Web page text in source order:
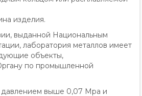
изделия.
выданной Национальным
лаборатория металлов имеет
объекты,
по промышленной
давлением выше 0,07 Mpa и